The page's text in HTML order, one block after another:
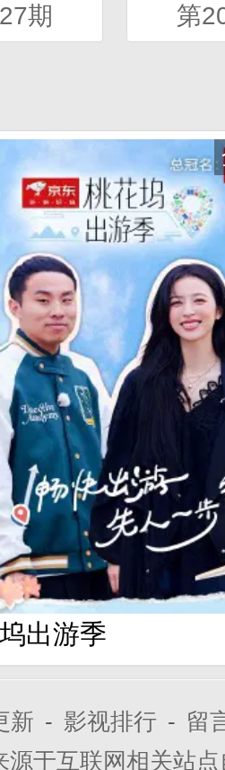
期 第
出游季
新 - 影视排行 - 留
于互联网相关站